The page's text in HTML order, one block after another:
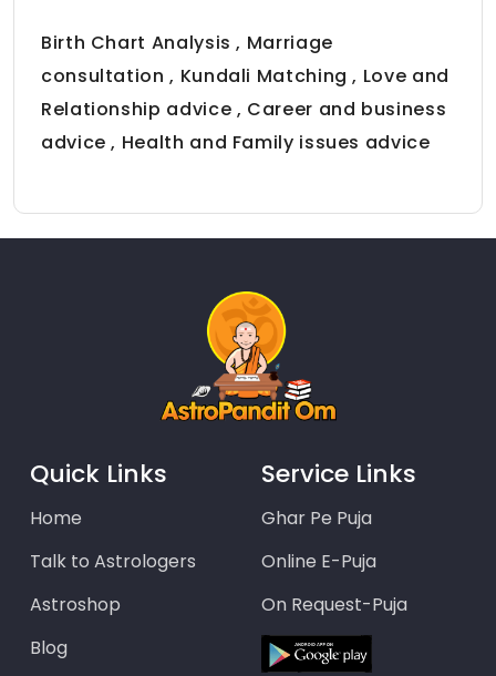
Birth Chart Analysis , Marriage
consultation , Kundali Matching , Love and
Relationship advice , Career and business
advice , Health and Family issues advice
Quick Links
Home
Talk to Astrologers
Astroshop
Blog
Service Links
Ghar Pe Puja
Online E-Puja
On Request-Puja